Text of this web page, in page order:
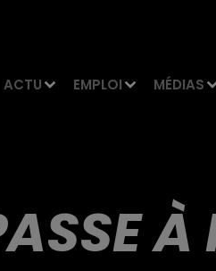
ACTU EMPLOI MÉDIAS